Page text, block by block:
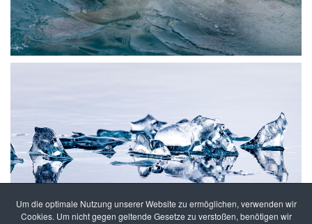
Um die optimale Nutzung unserer Website zu ermöglichen, verwenden wir
Cookies. Um nicht gegen geltende Gesetze zu verstoßen, benötigen wir